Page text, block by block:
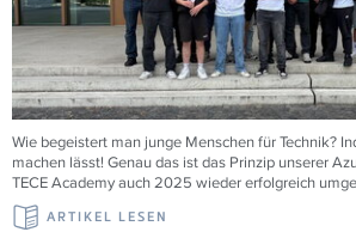
Wie begeistert man junge Menschen für Technik?
machen lässt! Genau das ist das Prinzip unserer
TECE Academy auch 2025 wieder erfolgreich
ARTIKEL LESEN